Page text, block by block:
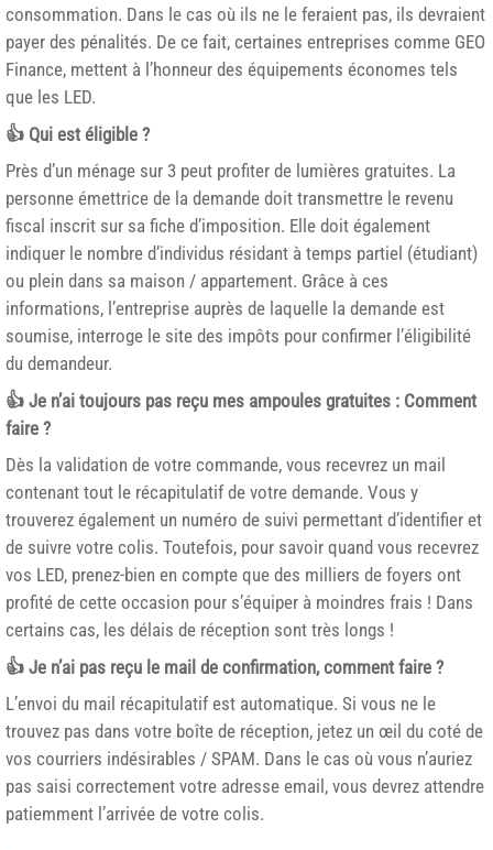
consommation. Dans le cas où ils ne le feraient pas, ils devraient
payer des pénalités. De ce fait, certaines entreprises comme GEO
Finance, mettent à l’honneur des équipements économes tels
que les LED.
👍 Qui est éligible ?
Près d’un ménage sur 3 peut profiter de lumières gratuites. La
personne émettrice de la demande doit transmettre le revenu
fiscal inscrit sur sa fiche d’imposition. Elle doit également
indiquer le nombre d’individus résidant à temps partiel (étudiant)
ou plein dans sa maison / appartement. Grâce à ces
informations, l’entreprise auprès de laquelle la demande est
soumise, interroge le site des impôts pour confirmer l’éligibilité
du demandeur.
👍 Je n’ai toujours pas reçu mes ampoules gratuites : Comment
faire ?
Dès la validation de votre commande, vous recevrez un mail
contenant tout le récapitulatif de votre demande. Vous y
trouverez également un numéro de suivi permettant d’identifier et
de suivre votre colis. Toutefois, pour savoir quand vous recevrez
vos LED, prenez-bien en compte que des milliers de foyers ont
profité de cette occasion pour s’équiper à moindres frais ! Dans
certains cas, les délais de réception sont très longs !
👍 Je n’ai pas reçu le mail de confirmation, comment faire ?
L’envoi du mail récapitulatif est automatique. Si vous ne le
trouvez pas dans votre boîte de réception, jetez un œil du coté de
vos courriers indésirables / SPAM. Dans le cas où vous n’auriez
pas saisi correctement votre adresse email, vous devrez attendre
patiemment l’arrivée de votre colis.